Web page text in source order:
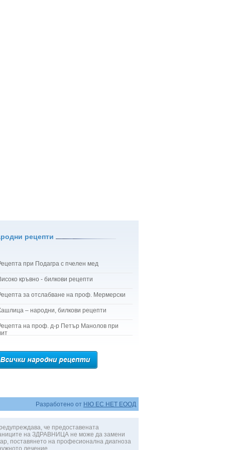
рецепти
при Подагра с пчелен мед
кръвно - билкови рецепти
за отслабване на проф. Мермерски
– народни, билкови рецепти
на проф. д-р Петър Манолов при
Разработено от НЮ ЕС НЕТ ЕООД
че предоставената
на ЗДРАВНИЦА не може да замени
поставянето на професионална диагноза
лечение.